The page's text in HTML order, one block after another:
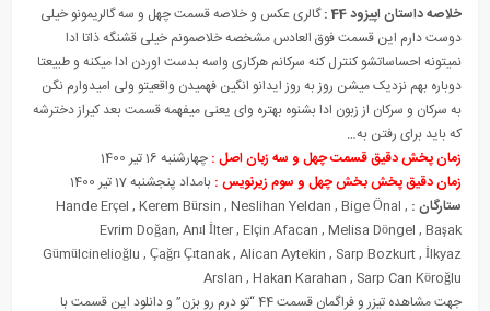
خلاصه داستان اپیزود 44 :
گالری عکس و خلاصه قسمت چهل و سه گالریمونو خیلی
دوست دارم این قسمت فوق العادس مشخصه خلاصمونم خیلی قشنگه ذاتا ادا
نمیتونه احساساتشو کنترل کنه سرکانم هرکاری واسه بدست اوردن ادا میکنه و طبیعتا
دوباره بهم نزدیک میشن روز به روز ایدانو انگین فهمیدن واقعیتو ولی امیدوارم نگن
به سرکان و سرکان از زبون ادا بشنوه بهتره وای یعنی میفهمه قسمت بعد کیراز دخترشه
که باید برای رفتن به…
زمان پخش دقیق قسمت چهل و سه زبان اصل : چهارشنبه 16 تیر 1400
زمان دقیق پخش بخش چهل و سوم زیرنویس : بامداد پنجشنبه 17 تیر 1400
ستارگان :
Hande Erçel , Kerem Bürsin , Neslihan Yeldan , Bige Önal ,
Evrim Doğan, Anıl İlter, Elçin Afacan , Melisa Döngel , Başak
Gümülcinelioğlu , Çağrı Çıtanak, Alican Aytekin , Sarp Bozkurt, İlkyaz
Arslan , Hakan Karahan , Sarp Can Köroğlu
جهت مشاهده تیزر و فراگمان قسمت 44 “تو درم رو بزن” و دانلود این قسمت با